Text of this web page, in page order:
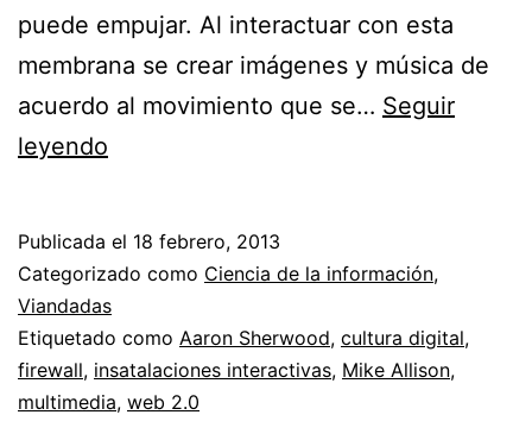
puede empujar. Al interactuar con esta
membrana se crear imágenes y música de
acuerdo al movimiento que se… Seguir
leyendo
Publicada el 18 febrero, 2013
Categorizado como Ciencia de la información,
Viandadas
Etiquetado como Aaron Sherwood, cultura digital,
firewall, insatalaciones interactivas, Mike Allison,
multimedia, web 2.0